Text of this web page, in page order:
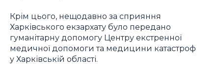
Крім цього, нещодавно за сприяння
Харківського екзархату було передано
гуманітарну допомогу Центру екстренної
медичної допомоги та медицини катастроф
у Харківській області.